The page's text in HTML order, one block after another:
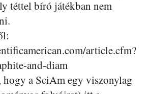
téttel bíró játékban nem
article.cfm?
and-diam
a SciAm egy viszonylag